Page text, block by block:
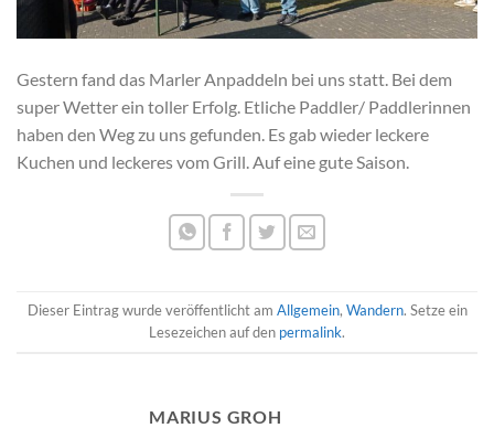
Gestern fand das Marler Anpaddeln bei uns statt. Bei dem
super Wetter ein toller Erfolg. Etliche Paddler/ Paddlerinnen
haben den Weg zu uns gefunden. Es gab wieder leckere
Kuchen und leckeres vom Grill. Auf eine gute Saison.
Dieser Eintrag wurde veröffentlicht am Allgemein, Wandern. Setze ein
Lesezeichen auf den permalink.
MARIUS GROH